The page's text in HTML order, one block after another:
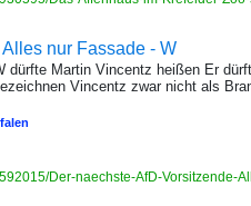
nur Fassade - W
dürfte Martin Vincentz heißen Er
Vincentz zwar nicht als
Der-naechste-AfD-Vorsitzende-